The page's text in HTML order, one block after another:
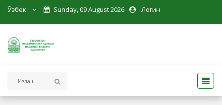
Ўзбек Sunday, 09 August 2026 Логин